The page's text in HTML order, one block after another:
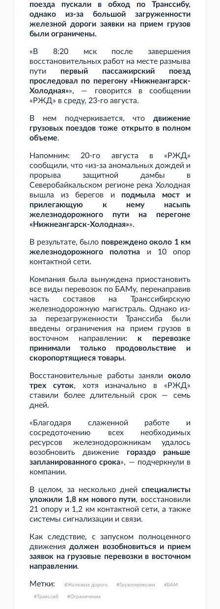
поезда пускали в обход по Транссибу,
однако из-за большой загруженности
железной дороги заявки на прием грузов
были ограничены.
«В 8:20 мск после завершения
восстановительных работ на месте размыва
пути первый пассажирский поезд
проследовал по перегону «Нижнеангарск-
Холодная»», — говорится в сообщении
«РЖД» в среду, 23-го августа.
В нем подчеркивается, что движение
грузовых поездов тоже открыто в полном
объеме.
Напомним: 20-го августа в «РЖД»
сообщили, что «из-за аномальных дождей и
прорыва защитной дамбы в
Северобайкальском регионе река Холодная
вышла из берегов и подмыла мост и
прилегающую к нему насыпь
железнодорожного пути на перегоне
«Нижнеангарск-Холодная»».
В результате, было повреждено около 1 км
железнодорожного полотна и 10 опор
контактной сети.
Компания была вынуждена приостановить
все виды перевозок по БАМу, перенаправив
часть составов на Транссибирскую
железнодорожную магистраль. Однако из-
за перезагруженности Транссиба были
введены ограничения на прием грузов в
восточном направлении: к перевозке
принимали только продовольствие и
скоропортящиеся товары.
Восстановительные работы заняли около
трех суток, хотя изначально в «РЖД»
ставили более длительный срок — семь
дней.
«Благодаря слаженной работе и
сосредоточению всех необходимых
ресурсов железнодорожникам удалось
возобновить движение гораздо раньше
запланированного срока», — подчеркнули в
компании.
В целом, за несколько дней специалисты
уложили 1,8 км нового пути, восстановили
21 опору и 1,2 км контактной сети, а также
системы сигнализации и связи.
Как следствие, с запуском полноценного
движениядолжен возобновиться и прием
заявок на грузовые перевозки в восточном
направлении.
Метки: Железная дорога Грузоперевозки БАМ
Транссиб Ограничения